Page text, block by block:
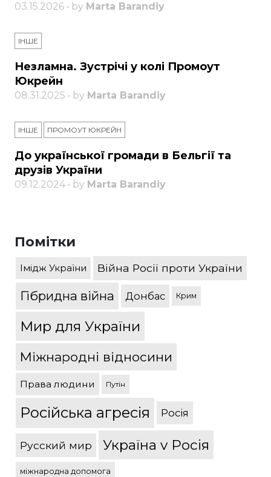
03.15.2026 • by Marta Barandiy
ІНШЕ
Незламна. Зустрічі у колі Промоут
Юкрейн
08.31.2025 • by Marta Barandiy
ІНШЕ ПРОМОУТ ЮКРЕЙН
До української громади в Бельгії та
друзів України
09.12.2024 • by Marta Barandiy
Помітки
Імідж України Війна Росії проти України
Гібридна війна Донбас Крим
Мир для України
Міжнародні відносини
Права людини Путін
Російська агресія Росія
Русский мир Україна v Росія
міжнародна допомога